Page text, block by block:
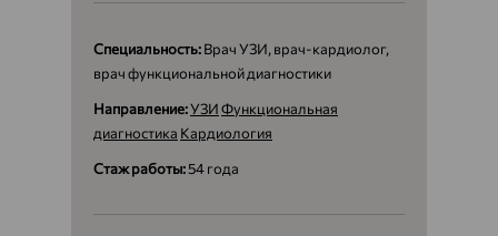
Специальность:Врач УЗИ, врач-кардиолог,
врач функциональной диагностики
Направление:УЗИФункциональная
диагностика Кардиология
Стаж работы:54 года